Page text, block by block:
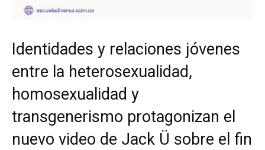
Identidades y relaciones jóvenes
entre la heterosexualidad,
homosexualidad y
transgenerismo protagonizan el
nuevo video de Jack Ü sobre el fin